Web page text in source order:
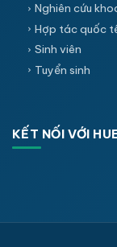
Nghiên cứu
Hợp tác quốc
Sinh viên
Tuyển sinh
KẾT NỐI VỚI